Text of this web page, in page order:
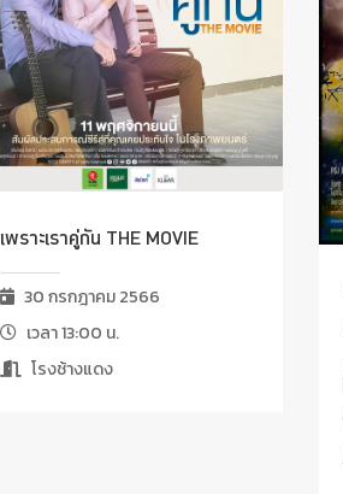
เพราะเราคู่กัน THE MOVIE
30 กรกฎาคม 2566
เวลา 13:00 น.
โรงช้างแดง